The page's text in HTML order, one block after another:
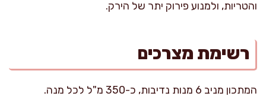
והטריות, ולמנוע פירוק יתר של הירק.
רשימת מצרכים
המתכון מניב 6 מנות נדיבות, כ-350 מ"ל לכל מנה.